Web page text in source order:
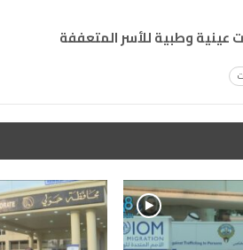
عينية وطبية للأسر المتعففة